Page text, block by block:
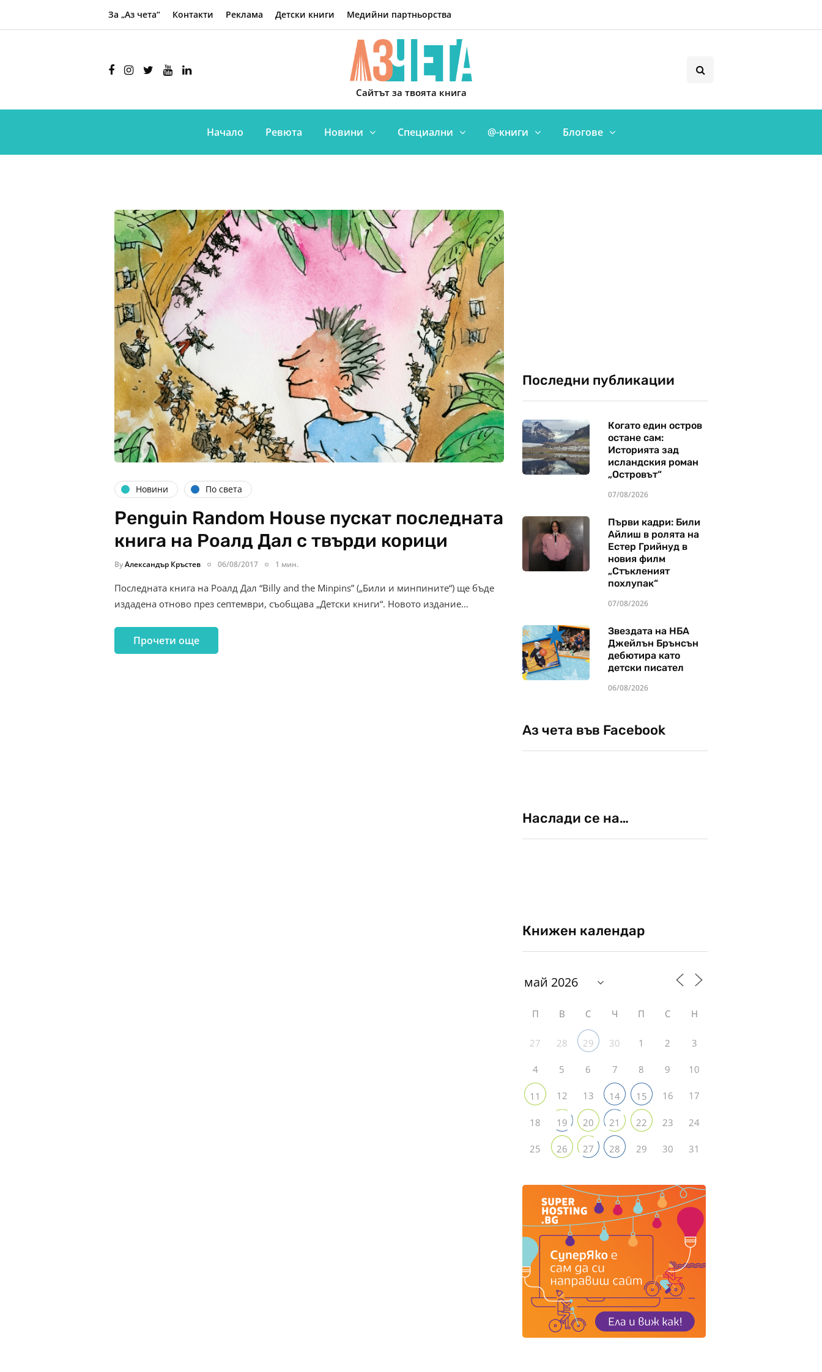
За „Аз чета“ Контакти Реклама Детски книги Медийни партньорства
Сайтът за твоята книга
Начало Ревюта Новини Специални @-книги Блогове
Новини По света
Penguin Random House пускат последната
книга на Роалд Дал с твърди корици
ByАлександър Кръстев 06/08/2017 1 мин.
Последната книга на Роалд Дал “Billy and the Minpins” („Били и минпините“) ще бъде
издадена отново през септември, съобщава „Детски книги“. Новото издание…
Прочети още
Последни публикации
Когато един остров
остане сам:
Историята зад
исландския роман
„Островът“
07/08/2026
Първи кадри: Били
Айлиш в ролята на
Естер Грийнуд в
новия филм
„Стъкленият
похлупак“
07/08/2026
Звездата на НБА
Джейлън Брънсън
дебютира като
детски писател
06/08/2026
Аз чета във Facebook
Наслади се на…
Книжен календар
П В С Ч П С Н
27 28 29 30 1 2 3
4 5 6 7 8 9 10
11 12 13 14 15 16 17
18 19 20 21 22 23 24
25 26 27 28 29 30 31